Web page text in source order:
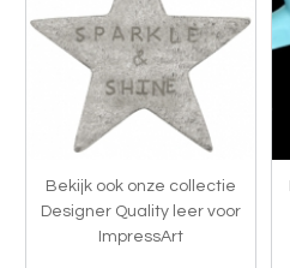
Bekijk ook onze collectie
Designer Quality leer voor
ImpressArt